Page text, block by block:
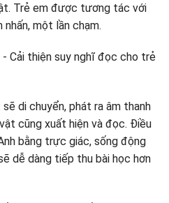
Trẻ em được tương tác với
một lần chạm.
di chuyển, phát ra âm thanh
cũng xuất hiện và đọc. Điều
bằng trực giác, sống động
dễ dàng tiếp thu bài học hơn